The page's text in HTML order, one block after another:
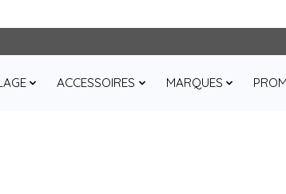
ACCESSOIRES MARQUES